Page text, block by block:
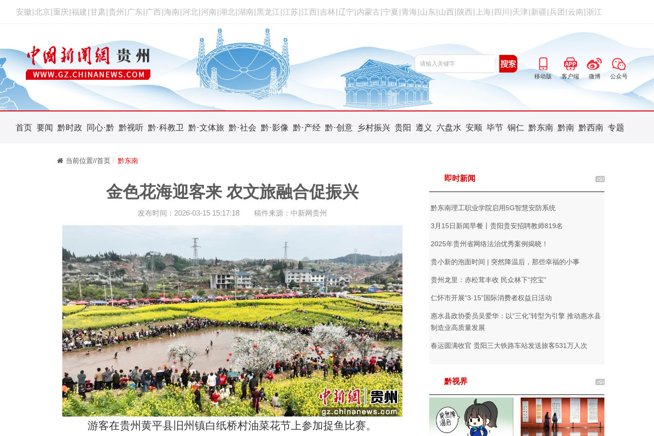
安徽 北京 重庆 福建 甘肃 贵州 广东 广西 海南 河北 河南 湖北 湖南 黑龙江 江苏 江西 吉林 辽宁 内蒙古 宁夏 青海 山东 山西 陕西 上海 四川 天津 新疆 兵团 云南 浙江
移动版 客户端 微博 公众号
首页 要闻 黔时政 同心·黔 黔视听 黔·科教卫 黔·文体旅 黔·社会 黔·影像 黔·产经 黔·创意 乡村振兴 贵阳 遵义 六盘水 安顺 毕节 铜仁 黔东南 黔南 黔西南 专题
当前位置//首页 黔东南
金色花海迎客来 农文旅融合促振兴
发布时间：2026-03-15 15:17:18 稿件来源：中新网贵州
游客在贵州黄平县旧州镇白纸桥村油菜花节上参加捉鱼比赛。
即时新闻
黔东南理工职业学院启用5G智慧安防系统
3月15日新闻早餐丨贵阳贵安招聘教师819名
2025年贵州省网络法治优秀案例揭晓！
贵小新的泡面时间 | 突然降温后，那些幸福的小事
贵州龙里：赤松茸丰收 民众林下“挖宝”
仁怀市开展“3·15”国际消费者权益日活动
惠水县政协委员吴爱华：以“三化”转型为引擎 推动惠水县
制造业高质量发展
春运圆满收官 贵阳三大铁路车站发送旅客531万人次
黔视界